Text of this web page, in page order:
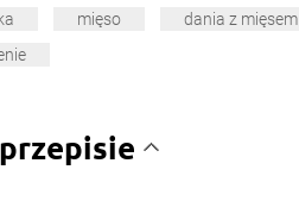
mięso dania z mięsem